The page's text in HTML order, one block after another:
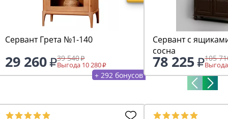
Сервант Грета №1-140
29 260 39 540
Выгода 10 280
+ 292 бонусов
Сервант с
сосна
78 225 105